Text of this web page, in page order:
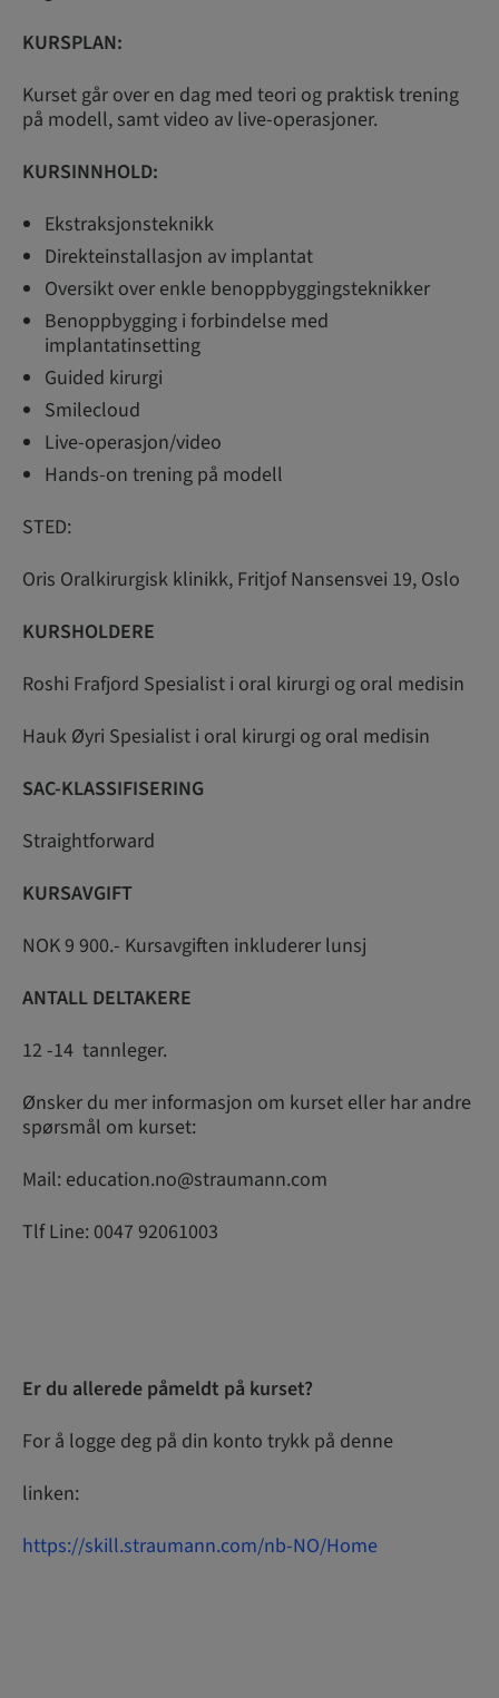
KURSPLAN:
Kurset går over en dag med teori og praktisk trening
på modell, samt video av live-operasjoner.
KURSINNHOLD:
Ekstraksjonsteknikk
Direkteinstallasjon av implantat
Oversikt over enkle benoppbyggingsteknikker
Benoppbygging i forbindelse med
implantatinsetting
Guided kirurgi
Smilecloud
Live-operasjon/video
Hands-on trening på modell
STED:
Oris Oralkirurgisk klinikk, Fritjof Nansensvei 19, Oslo
KURSHOLDERE
Roshi Frafjord Spesialist i oral kirurgi og oral medisin
Hauk Øyri Spesialist i oral kirurgi og oral medisin
SAC-KLASSIFISERING
Straightforward
KURSAVGIFT
NOK 9 900.- Kursavgiften inkluderer lunsj
ANTALL DELTAKERE
12 -14 tannleger.
Ønsker du mer informasjon om kurset eller har andre
spørsmål om kurset:
Mail: education.no@straumann.com
Tlf Line: 0047 92061003
Er du allerede påmeldt på kurset?
For å logge deg på din konto trykk på denne
linken:
https://skill.straumann.com/nb-NO/Home